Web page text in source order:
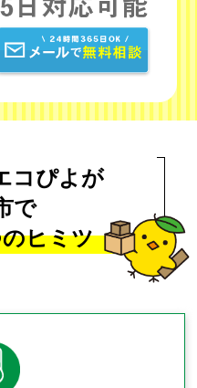
コぴよが
で
ヒミツ